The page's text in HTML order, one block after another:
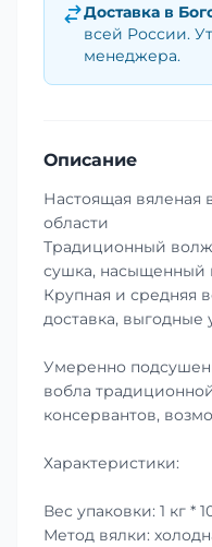
Доставка в
всей России.
менеджера.
Описание
Настоящая вяленая
области
Традиционный
сушка, насыщенный
Крупная и средняя
доставка, выгодные
Умеренно
вобла
консервантов,
Характеристики:
Вес упаковки: 1 кг *
Метод вялки: